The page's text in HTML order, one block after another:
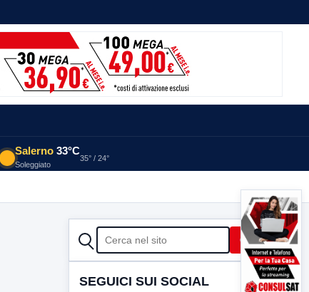
Salerno 33°C
Soleggiato
35° / 24°
CERCA Cerca
SEGUICI SUI SOCIAL